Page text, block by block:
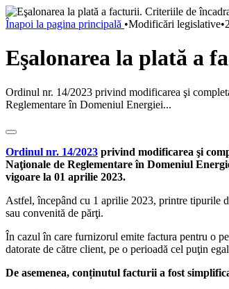
Înapoi la pagina principală •Modificări legislative•
Eşalonarea la plată a
Ordinul nr. 14/2023 privind modificarea şi
Reglementare în Domeniul Energiei...
Ordinul nr. 14/2023 privind modificarea şi
Naţionale de Reglementare în Domeniul
vigoare la 01 aprilie 2023.
Astfel, începând cu 1 aprilie 2023, printre tipurile
sau convenită de părţi.
În cazul în care furnizorul emite factura pentru o
datorate de către client, pe o perioadă cel puţin
De asemenea, conținutul facturii a fost